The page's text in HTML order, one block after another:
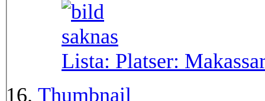
Lista: Platser:
Thumbnail